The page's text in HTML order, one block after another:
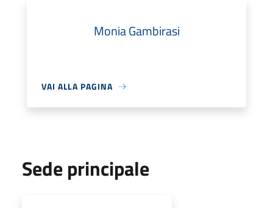
Monia Gambirasi
VAI ALLA PAGINA
Sede principale